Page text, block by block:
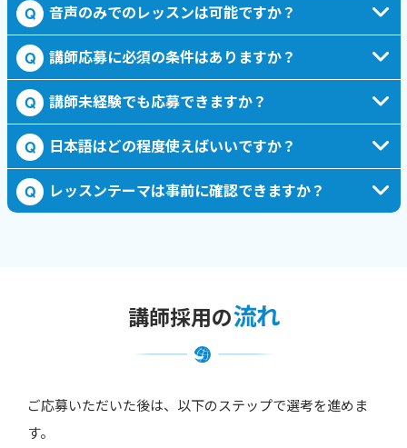
Q 音声のみでのレッスンは可能ですか？
Q 講師応募に必須の条件はありますか？
Q 講師未経験でも応募できますか？
Q 日本語はどの程度使えばいいですか？
Q レッスンテーマは事前に確認できますか？
講師採用の流れ
ご応募いただいた後は、以下のステップで選考を進めま
す。